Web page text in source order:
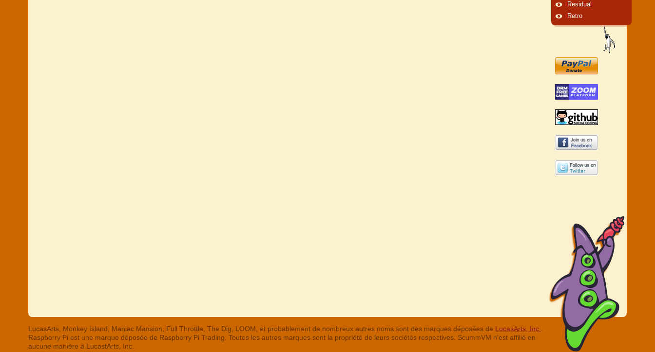
Residual
Retro
LucasArts, Monkey Island, Maniac Mansion, Full Throttle, The Dig, LOOM, et probablement de nombreux autres noms sont des marques déposées de LucasArts, Inc.
Raspberry Pi est une marque déposée de Raspberry Pi Trading. Toutes les autres marques sont la propriété de leurs sociétés respectives. ScummVM n'est affilié en
aucune manière à LucastArts, Inc.